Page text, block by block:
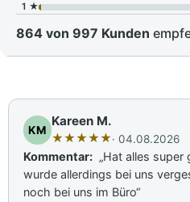
1 ★
864 von 997 Kunden
KM
Kareen M.
★★★★★· 04.08.2026
Kommentar: „Hat alles super
wurde allerdings bei uns
noch bei uns im Büro“